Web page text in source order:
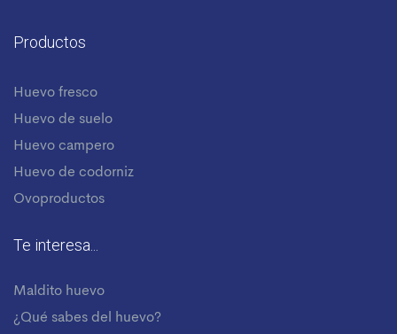
Productos
Huevo fresco
Huevo de suelo
Huevo campero
Huevo de codorniz
Ovoproductos
Te interesa...
Maldito huevo
¿Qué sabes del huevo?